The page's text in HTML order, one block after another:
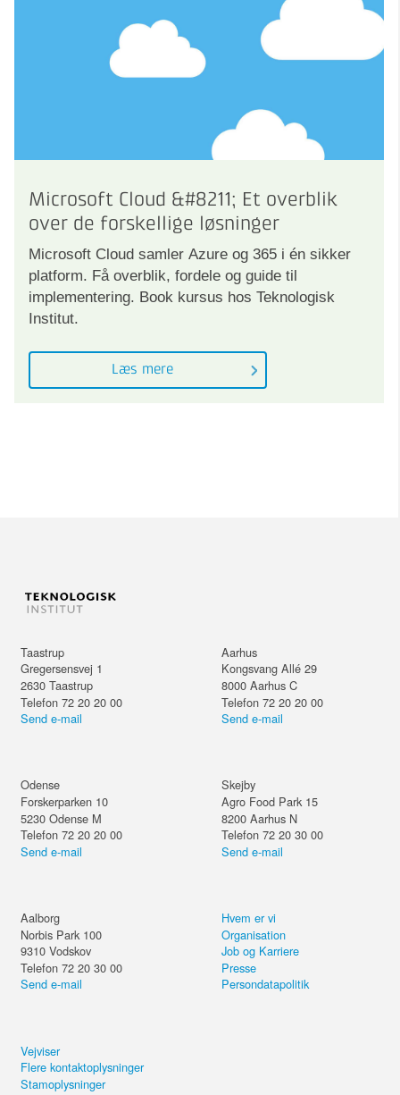
Microsoft Cloud &#8211; Et overblik
over de forskellige løsninger
Microsoft Cloud samler Azure og 365 i én sikker
platform. Få overblik, fordele og guide til
implementering. Book kursus hos Teknologisk
Institut.
Læs mere
Taastrup
Gregersensvej 1
2630 Taastrup
Telefon 72 20 20 00
Send e-mail
Aarhus
Kongsvang Allé 29
8000 Aarhus C
Telefon 72 20 20 00
Send e-mail
Odense
Forskerparken 10
5230 Odense M
Telefon 72 20 20 00
Send e-mail
Skejby
Agro Food Park 15
8200 Aarhus N
Telefon 72 20 30 00
Send e-mail
Aalborg
Norbis Park 100
9310 Vodskov
Telefon 72 20 30 00
Send e-mail
Hvem er vi
Organisation
Job og Karriere
Presse
Persondatapolitik
Vejviser
Flere kontaktoplysninger
Stamoplysninger